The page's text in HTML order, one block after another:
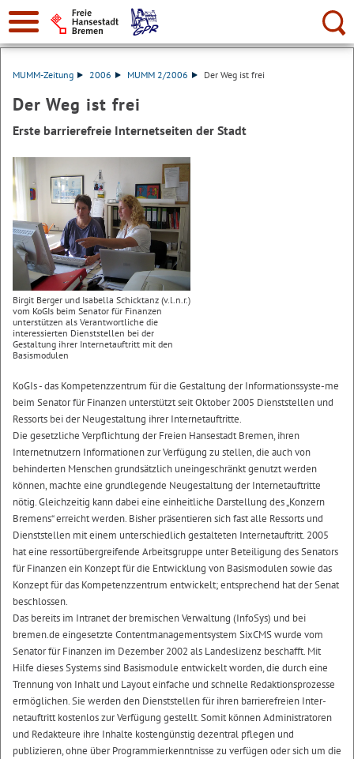
Suche:
MUMM-Zeitung 2006 MUMM 2/2006 Der Weg ist frei
Der Weg ist frei
Erste barrierefreie Internetseiten der Stadt
Birgit Berger und Isabella Schicktanz (v.l.n.r.)
vom KoGIs beim Senator für Finanzen
unterstützen als Verantwortliche die
interessierten Dienststellen bei der
Gestaltung ihrer Internetauftritt mit den
Basismodulen
KoGIs - das Kompetenzzentrum für die Gestaltung der Informationssyste-me
beim Senator für Finanzen unterstützt seit Oktober 2005 Dienststellen und
Ressorts bei der Neugestaltung ihrer Internetauftritte.
Die gesetzliche Verpflichtung der Freien Hansestadt Bremen, ihren
Internetnutzern Informationen zur Verfügung zu stellen, die auch von
behinderten Menschen grundsätzlich uneingeschränkt genutzt werden
können, machte eine grundlegende Neugestaltung der Internetauftritte
nötig. Gleichzeitig kann dabei eine einheitliche Darstellung des „Konzern
Bremens“ erreicht werden. Bisher präsentieren sich fast alle Ressorts und
Dienststellen mit einem unterschiedlich gestalteten Internetauftritt. 2005
hat eine ressortübergreifende Arbeitsgruppe unter Beteiligung des Senators
für Finanzen ein Konzept für die Entwicklung von Basismodulen sowie das
Konzept für das Kompetenzzentrum entwickelt; entsprechend hat der Senat
beschlossen.
Das bereits im Intranet der bremischen Verwaltung (InfoSys) und bei
bremen.de eingesetzte Contentmanagementsystem SixCMS wurde vom
Senator für Finanzen im Dezember 2002 als Landeslizenz beschafft. Mit
Hilfe dieses Systems sind Basismodule entwickelt worden, die durch eine
Trennung von Inhalt und Layout einfache und schnelle Redaktionsprozesse
ermöglichen. Sie werden den Dienststellen für ihren barrierefreien Inter-
netauftritt kostenlos zur Verfügung gestellt. Somit können Administratoren
und Redakteure ihre Inhalte kostengünstig dezentral pflegen und
publizieren, ohne über Programmierkenntnisse zu verfügen oder sich um die